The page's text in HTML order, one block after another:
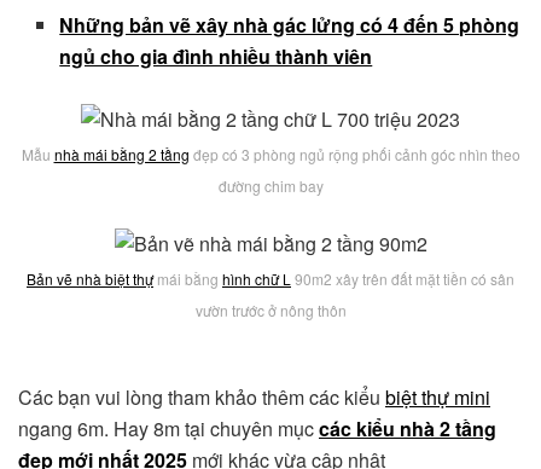
Những bản vẽ xây nhà gác lửng có 4 đến 5 phòng
ngủ cho gia đình nhiều thành viên
Mẫu nhà mái bằng 2 tầng đẹp có 3 phòng ngủ rộng phối cảnh góc nhìn theo
đường chim bay
Bản vẽ nhà biệt thựmái bằng hình chữ L 90m2 xây trên đất mặt tiền có sân
vườn trước ở nông thôn
Các bạn vui lòng tham khảo thêm các kiểu biệt thự mini
ngang 6m. Hay 8m tại chuyên mụccác kiểu nhà 2 tầng
đẹp mới nhất 2025 mới khác vừa cập nhật